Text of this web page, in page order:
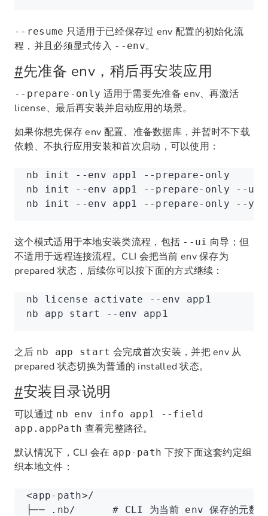
--resume 只适用于已经保存过 env 配置的初始化流
程，并且必须显式传入 --env。
#先准备 env，稍后再安装应用
--prepare-only 适用于需要先准备 env、再激活
license、最后再安装并启动应用的场景。
如果你想先保存 env 配置、准备数据库，并暂时不下载
依赖、不执行应用安装和首次启动，可以使用：
nb init --env app1 --prepare-only
nb init --env app1 --prepare-only --ui
nb init --env app1 --prepare-only --yes
这个模式适用于本地安装类流程，包括 --ui 向导；但
不适用于远程连接流程。CLI 会把当前 env 保存为
prepared 状态，后续你可以按下面的方式继续：
nb license activate --env app1
nb app start --env app1
之后 nb app start 会完成首次安装，并把 env 从
prepared 状态切换为普通的 installed 状态。
#安装目录说明
可以通过 nb env info app1 --field
app.appPath 查看完整路径。
默认情况下，CLI 会在 app-path 下按下面这套约定组
织本地文件：
<app-path>/
├── .nb/      # CLI 为当前 env 保存的元数据